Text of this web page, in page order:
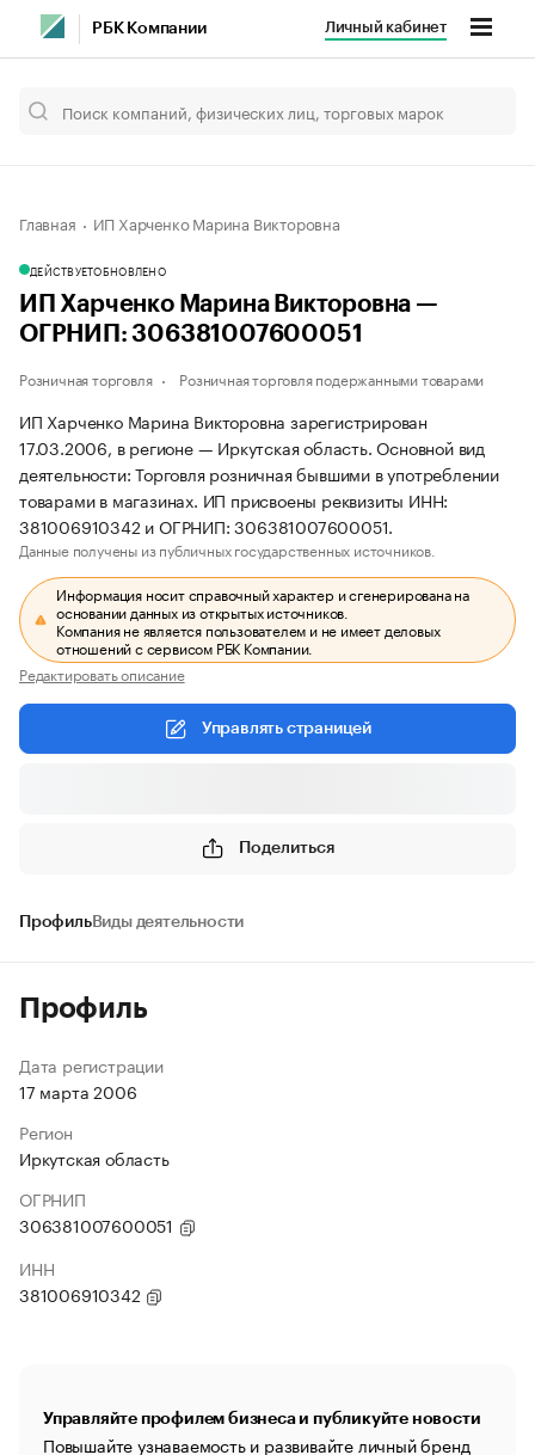
РБК Компании Личный кабинет
Главная ИП Харченко Марина Викторовна
ДЕЙСТВУЕТОБНОВЛЕНО
ИП Харченко Марина Викторовна —
ОГРНИП: 306381007600051
Розничная торговля Розничная торговля подержанными товарами
ИП Харченко Марина Викторовна зарегистрирован
17.03.2006, в регионе — Иркутская область. Основной вид
деятельности: Торговля розничная бывшими в употреблении
товарами в магазинах. ИП присвоены реквизиты ИНН:
381006910342 и ОГРНИП: 306381007600051.
Данные получены из публичных государственных источников.
Информация носит справочный характер и сгенерирована на
основании данных из открытых источников.
Компания не является пользователем и не имеет деловых
отношений с сервисом РБК Компании.
Редактировать описание
Управлять страницей
Поделиться
ПрофильВиды деятельности
Профиль
Дата регистрации
17 марта 2006
Регион
Иркутская область
ОГРНИП
306381007600051
ИНН
381006910342
Управляйте профилем бизнеса и публикуйте новости
Повышайте узнаваемость и развивайте личный бренд